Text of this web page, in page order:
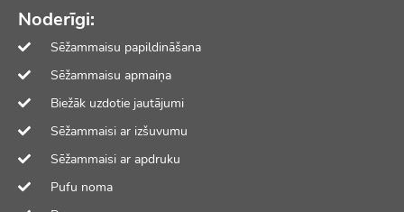
Noderīgi:
Sēžammaisu papildināšana
Sēžammaisu apmaiņa
Biežāk uzdotie jautājumi
Sēžammaisi ar izšuvumu
Sēžammaisi ar apdruku
Pufu noma